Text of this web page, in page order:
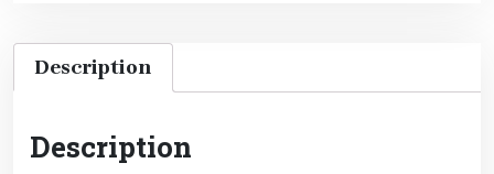
Description
Description